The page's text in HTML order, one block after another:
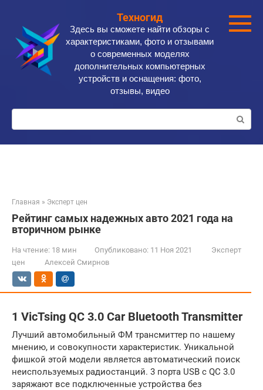
контенту
Техногид
Здесь вы сможете найти обзоры с
характеристиками, фото и отзывами
о современных моделях
дополнительных компьютерных
устройств и оснащения: фото,
отзывы, видео
Поиск:
Главная » Эксперт цен
Рейтинг самых надежных авто 2021 года на
вторичном рынке
На чтение: 18 мин Опубликовано: 11 Ноя 2021
Эксперт
цен
Алексей Смирнов
1 VicTsing QC 3.0 Car Bluetooth Transmitter
Лучший автомобильный ФМ трансмиттер по нашему
мнению, и совокупности характеристик. Уникальной
фишкой этой модели является автоматический поиск
неиспользуемых радиостанций. 3 порта USB с QC 3.0
заряжают все подключенные устройства без